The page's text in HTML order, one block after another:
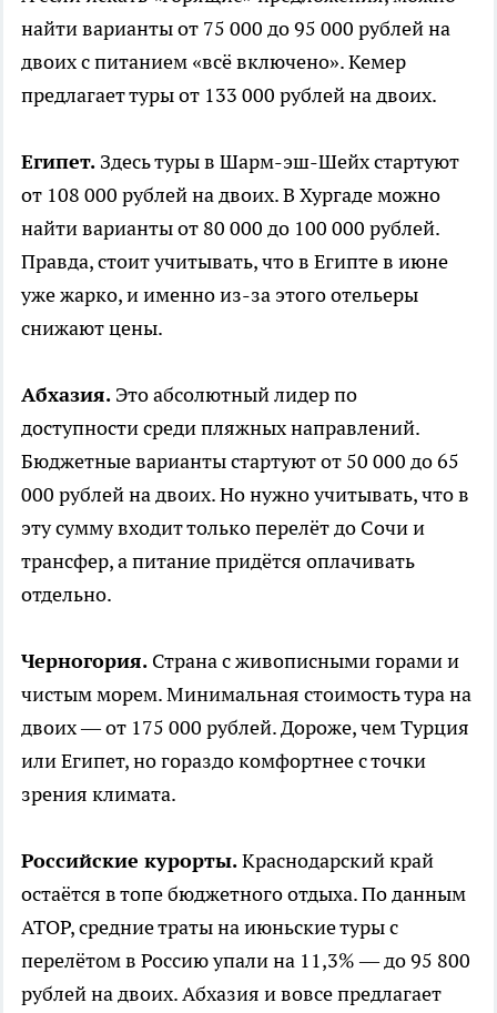
найти варианты от 75 000 до 95 000 рублей на
двоих с питанием «всё включено». Кемер
предлагает туры от 133 000 рублей на двоих.
Египет. Здесь туры в Шарм-эш-Шейх стартуют
от 108 000 рублей на двоих. В Хургаде можно
найти варианты от 80 000 до 100 000 рублей.
Правда, стоит учитывать, что в Египте в июне
уже жарко, и именно из-за этого отельеры
снижают цены.
Абхазия. Это абсолютный лидер по
доступности среди пляжных направлений.
Бюджетные варианты стартуют от 50 000 до 65
000 рублей на двоих. Но нужно учитывать, что в
эту сумму входит только перелёт до Сочи и
трансфер, а питание придётся оплачивать
отдельно.
Черногория. Страна с живописными горами и
чистым морем. Минимальная стоимость тура на
двоих — от 175 000 рублей. Дороже, чем Турция
или Египет, но гораздо комфортнее с точки
зрения климата.
Российские курорты.Краснодарский край
остаётся в топе бюджетного отдыха. По данным
АТОР, средние траты на июньские туры с
перелётом в Россию упали на 11,3% — до 95 800
рублей на двоих. Абхазия и вовсе предлагает